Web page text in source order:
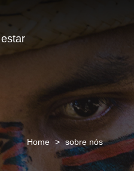
Home > sobre nós